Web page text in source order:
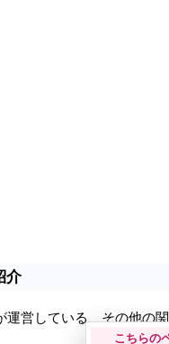
介
運営している、その他の
こちらの